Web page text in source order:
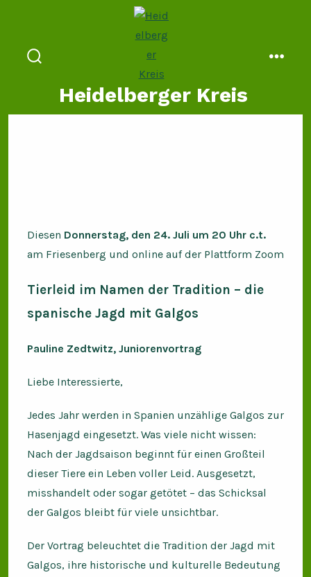
springen
Heidelberger Kreis
Diesen Donnerstag, den 24. Juli um 20 Uhr c.t.
am Friesenberg und online auf der Plattform Zoom
Tierleid im Namen der Tradition – die
spanische Jagd mit Galgos
Pauline Zedtwitz, Juniorenvortrag
Liebe Interessierte,
Jedes Jahr werden in Spanien unzählige Galgos zur
Hasenjagd eingesetzt. Was viele nicht wissen:
Nach der Jagdsaison beginnt für einen Großteil
dieser Tiere ein Leben voller Leid. Ausgesetzt,
misshandelt oder sogar getötet – das Schicksal
der Galgos bleibt für viele unsichtbar.
Der Vortrag beleuchtet die Tradition der Jagd mit
Galgos, ihre historische und kulturelle Bedeutung